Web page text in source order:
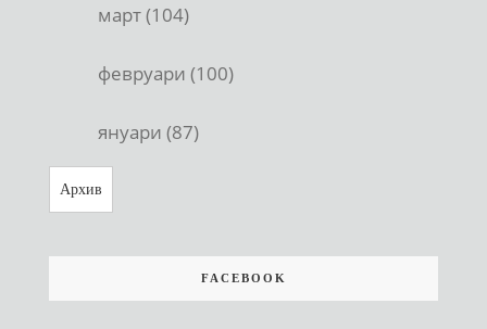
март (104)
февруари (100)
януари (87)
Архив
FACEBOOK